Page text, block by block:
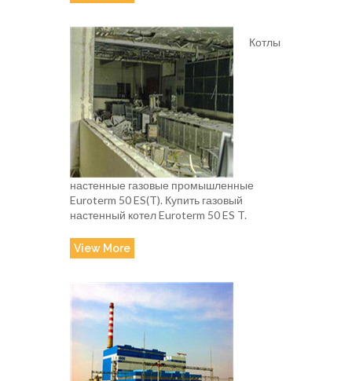
Котлы
настенные газовые промышленные
Euroterm 50 ES(T). Купить газовый
настенный котел Euroterm 50 ES T.
View More